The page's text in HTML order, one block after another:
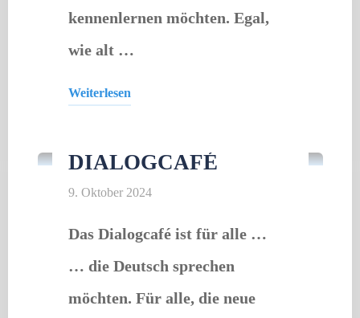
kennenlernen möchten. Egal,
wie alt …
Weiterlesen
DIALOGCAFÉ
9. Oktober 2024
Das Dialogcafé ist für alle …
… die Deutsch sprechen
möchten. Für alle, die neue